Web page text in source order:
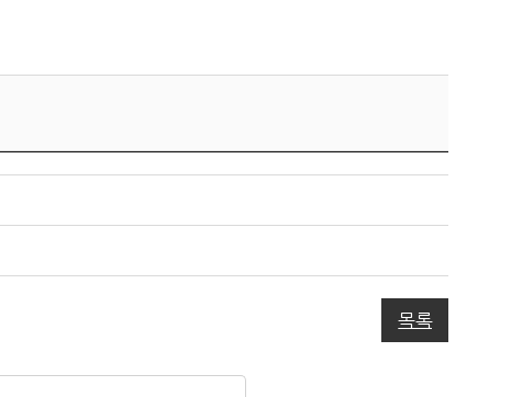
목록